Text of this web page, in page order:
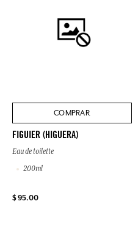
COMPRAR
FIGUIER (HIGUERA)
Eau de toilette
200ml
$ 95.00